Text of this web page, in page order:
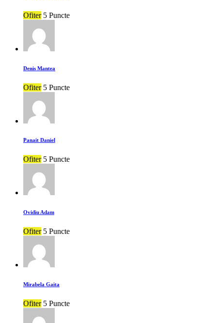
Ofiter 5 Puncte
Denis Mantea
Ofiter 5 Puncte
Panait Daniel
Ofiter 5 Puncte
Ovidiu Adam
Ofiter 5 Puncte
Mirabela Gaita
Ofiter 5 Puncte